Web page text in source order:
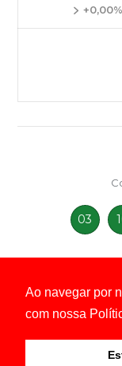
Ao navegar por
com nossa
+0,00%
03